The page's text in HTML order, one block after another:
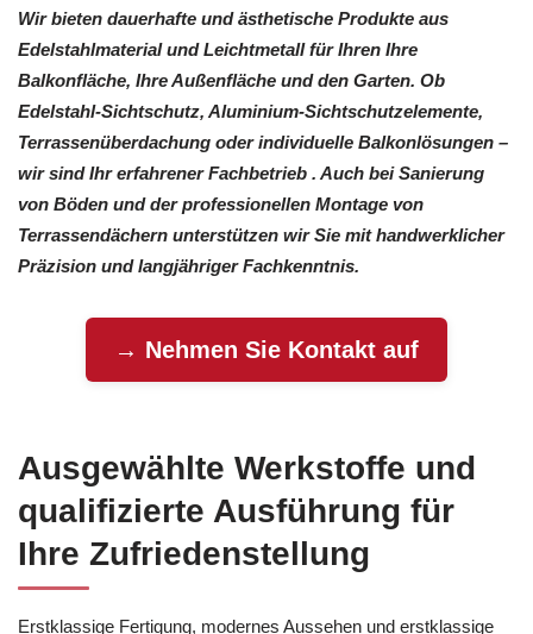
Wir bieten dauerhafte und ästhetische Produkte aus
Edelstahlmaterial und Leichtmetall für Ihren Ihre
Balkonfläche, Ihre Außenfläche und den Garten. Ob
Edelstahl-Sichtschutz, Aluminium-Sichtschutzelemente,
Terrassenüberdachung oder individuelle Balkonlösungen –
wir sind Ihr erfahrener Fachbetrieb . Auch bei Sanierung
von Böden und der professionellen Montage von
Terrassendächern unterstützen wir Sie mit handwerklicher
Präzision und langjähriger Fachkenntnis.
→ Nehmen Sie Kontakt auf
Ausgewählte Werkstoffe und
qualifizierte Ausführung für
Ihre Zufriedenstellung
Erstklassige Fertigung, modernes Aussehen und erstklassige